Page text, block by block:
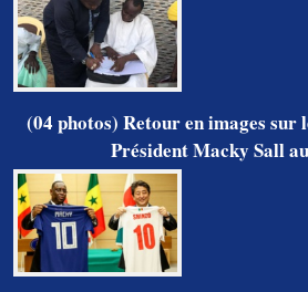
(04 photos) Retour en images sur
Président Macky Sall